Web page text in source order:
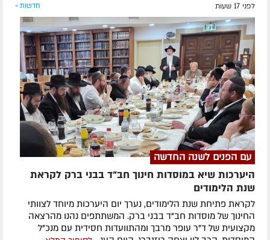
לפני 17 שעות חדשות »
עם הפנים לשנה החדשה
היערכות שיא במוסדות חינוך חב"ד בבני ברק לקראת
שנת הלימודים
לקראת פתיחת שנת הלימודים, נערך יום היערכות מיוחד לצוותי
החינוך של מוסדות חב"ד בבני ברק. המשתתפים נהנו מהרצאה
מקצועית של ד"ר עופר מרבך ומהתוועדות חסידית עם מנכ"ל